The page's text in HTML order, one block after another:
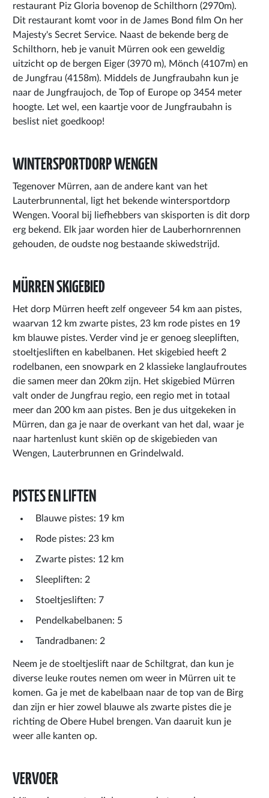
restaurant Piz Gloria bovenop de Schilthorn (2970m).
Dit restaurant komt voor in de James Bond film On her
Majesty's Secret Service. Naast de bekende berg de
Schilthorn, heb je vanuit Mürren ook een geweldig
uitzicht op de bergen Eiger (3970 m), Mönch (4107m) en
de Jungfrau (4158m). Middels de Jungfraubahn kun je
naar de Jungfraujoch, de Top of Europe op 3454 meter
hoogte. Let wel, een kaartje voor de Jungfraubahn is
beslist niet goedkoop!
WINTERSPORTDORP WENGEN
Tegenover Mürren, aan de andere kant van het
Lauterbrunnental, ligt het bekende wintersportdorp
Wengen. Vooral bij liefhebbers van skisporten is dit dorp
erg bekend. Elk jaar worden hier de Lauberhornrennen
gehouden, de oudste nog bestaande skiwedstrijd.
MÜRREN SKIGEBIED
Het dorp Mürren heeft zelf ongeveer 54 km aan pistes,
waarvan 12 km zwarte pistes, 23 km rode pistes en 19
km blauwe pistes. Verder vind je er genoeg sleepliften,
stoeltjesliften en kabelbanen. Het skigebied heeft 2
rodelbanen, een snowpark en 2 klassieke langlaufroutes
die samen meer dan 20km zijn. Het skigebied Mürren
valt onder de Jungfrau regio, een regio met in totaal
meer dan 200 km aan pistes. Ben je dus uitgekeken in
Mürren, dan ga je naar de overkant van het dal, waar je
naar hartenlust kunt skiën op de skigebieden van
Wengen, Lauterbrunnen en Grindelwald.
PISTES EN LIFTEN
Blauwe pistes: 19 km
Rode pistes: 23 km
Zwarte pistes: 12 km
Sleepliften: 2
Stoeltjesliften: 7
Pendelkabelbanen: 5
Tandradbanen: 2
Neem je de stoeltjeslift naar de Schiltgrat, dan kun je
diverse leuke routes nemen om weer in Mürren uit te
komen. Ga je met de kabelbaan naar de top van de Birg
dan zijn er hier zowel blauwe als zwarte pistes die je
richting de Obere Hubel brengen. Van daaruit kun je
weer alle kanten op.
VERVOER